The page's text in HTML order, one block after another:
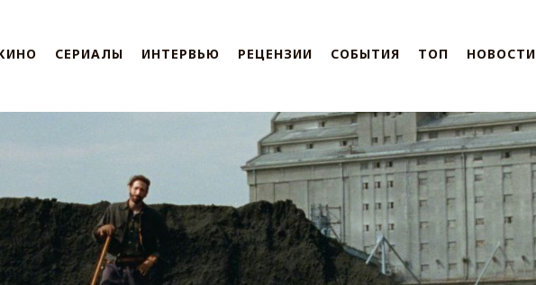
СЕРИАЛЫ ИНТЕРВЬЮ РЕЦЕНЗИИ СОБЫТИЯ ТОП НОВОСТИ